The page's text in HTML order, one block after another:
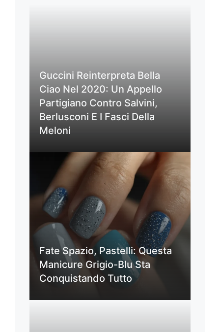
Guccini Reinterpreta Bella
Ciao Nel 2020: Un Appello
Partigiano Contro Salvini,
Berlusconi E I Fasci Della
Meloni
Fate Spazio, Pastelli: Questa
Manicure Grigio-Blu Sta
Conquistando Tutto